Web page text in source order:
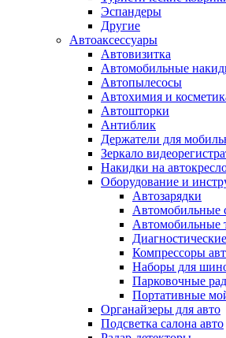
Эспандеры
Другие
Автоаксессуары
Автовизитка
Автомобильные
Автопылесосы
Автохимия и
Автошторки
Антиблик
Держатели для
Зеркало
Накидки на
Оборудование и
Автозарядки
Автомобильные
Автомобильные
Компрессоры
Наборы для
Парковочные
Портативные
Органайзеры для авто
Подсветка салона авто